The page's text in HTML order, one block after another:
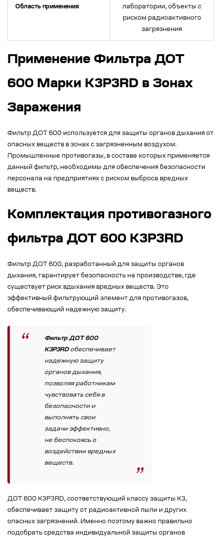
Область применения
лаборатории, объекты с
риском радиоактивного
загрязнения
Применение Фильтра ДОТ
600 Марки К3Р3RD в Зонах
Заражения
Фильтр ДОТ 600 используется для защиты органов дыхания от
опасных веществ в зонах с загрязненным воздухом.
Промышленные противогазы, в составе которых применяется
данный фильтр, необходимы для обеспечения безопасности
персонала на предприятиях с риском выброса вредных
веществ.
Комплектация противогазного
фильтра ДОТ 600 К3Р3RD
Фильтр ДОТ 600, разработанный для защиты органов
дыхания, гарантирует безопасность на производстве, где
существует риск вдыхания вредных веществ. Это
эффективный фильтрующий элемент для противогазов,
обеспечивающий надежную защиту.
Фильтр ДОТ 600
К3Р3RDобеспечивает
надежную защиту
органов дыхания,
позволяя работникам
чувствовать себя в
безопасности и
выполнять свои
задачи эффективно,
не беспокоясь о
воздействии вредных
веществ.
ДОТ 600 К3Р3RD, соответствующий классу защиты К3,
обеспечивает защиту от радиоактивной пыли и других
опасных загрязнений. Именно поэтому важно правильно
подобрать средства индивидуальной защиты органов